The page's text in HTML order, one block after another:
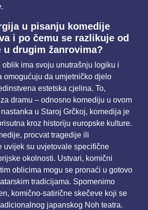
u pisanju komedije
i po čemu se razlikuje od
u drugim žanrovima?
ima svoju unutrašnju logiku i
omogućuju da umjetničko djelo
estetska cjelina. To,
dramu – odnosno komediju u ovom
u Staroj Grčkoj, komedija je
kroz historiju europske kulture.
procvat tragedije ili
uvijek su uvjetovale specifične
okolnosti. Ustvari, komični
oblicima mogu se pronaći u gotovo
tradicijama. Spomenimo
komično-satirične skečeve koji se
japanskog Noh teatra.